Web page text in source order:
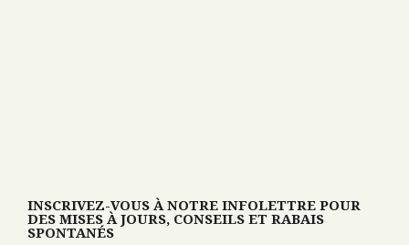
INSCRIVEZ-VOUS À NOTRE INFOLETTRE POUR
DES MISES À JOURS, CONSEILS ET RABAIS
SPONTANÉS